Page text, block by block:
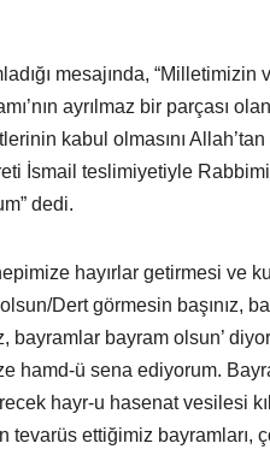
mesajında, “Milletimizin
ayrılmaz bir parçası
kabul olmasını
İsmail teslimiyetiyle
dedi.
hayırlar getirmesi ve
Dert görmesin başınız,
bayramlar bayram olsun’
hamd-ü sena ediyorum.
hayr-u hasenat vesilesi
tevarüs ettiğimiz bayramları,